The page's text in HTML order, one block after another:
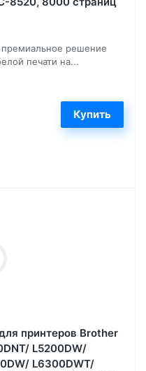
решение
печати на...
принтеров Brother
L5200DW/
L6300DWT/